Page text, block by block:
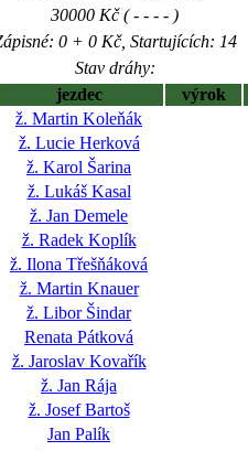
30000 Kč ( - - - - )
0 + 0 Kč, Startujících: 14
Stav dráhy:
jezdec výrok
ž. Martin Koleňák
ž. Lucie Herková
ž. Karol Šarina
ž. Lukáš Kasal
ž. Jan Demele
ž. Radek Koplík
ž. Ilona Třešňáková
ž. Martin Knauer
ž. Libor Šindar
Renata Pátková
ž. Jaroslav Kovařík
ž. Jan Rája
ž. Josef Bartoš
Jan Palík